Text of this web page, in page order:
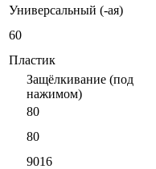
Универсальный (-ая)
60
Пластик
Защёлкивание (под
нажимом)
80
80
9016